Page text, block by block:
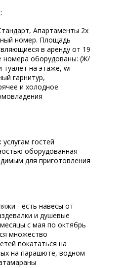
Апартаменты 2х
номер. Площадь
в аренду от 19
номера оборудованы: (Ж/
на этаже, wi-fi
гарнитур,
и холодное
гостей
оборудованная
для приготовления
- есть навесы от
и душевые
с мая по октябрь
множество
покататься на
на парашюте, водном